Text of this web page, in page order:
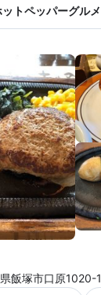
ットペッパーグルメ
飯塚市口原1020-1